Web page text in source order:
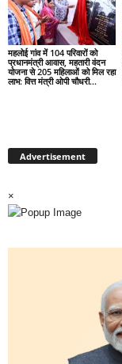
महलोई गांव में 104 परिवारों को
प्रधानमंत्री आवास, महतारी वंदन
योजना से 205 महिलाओं को मिल रहा
लाभ: वित्त मंत्री ओपी चौधरी…
Advertisement
×